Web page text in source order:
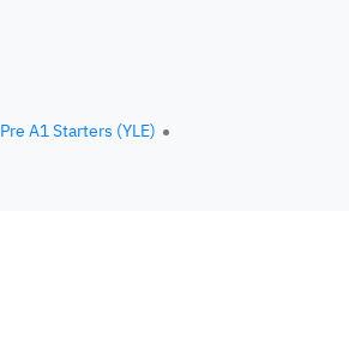
Pre A1 Starters (YLE)